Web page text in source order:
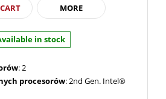
MORE
in stock
: 2
procesorów: 2nd Gen. Intel®